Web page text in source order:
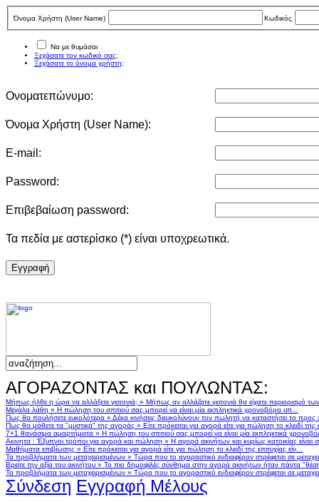
Όνομα Χρήστη (User Νame) Κωδικός
Να με θυμάσαι
Ξεχάσατε τον κωδικό σας;
Ξεχάσατε το όνομα χρήστη;
Ονοματεπώνυμο:
Όνομα Χρήστη (User Νame):
E-mail:
Password:
Επιβεβαίωση password:
Τα πεδία με αστερίσκο (*) είναι υποχρεωτικά.
Eγγραφή
ΑΓΟΡΑΖΟΝΤΑΣ και ΠΟΥΛΩΝΤΑΣ:
Μήπως ήλθε η ώρα να αλλάξετε γειτονιά; » Μήπως αν αλλάζατε γειτονιά θα είχατε περιορισμό
Μεγάλα λάθη » Η πώληση του σπιτιού σας μπορεί να είναι μία εκπληκτικά χρονοβόρα υπ...
Πως θα πουλήσετε ευκολότερα » Δέκα κινήσεις διευκολύνουν τον πωλητή να καταστήσει το
Πως θα μάθετε τα "μυστικά" της αγοράς » Είτε πρόκειται για αγορά είτε για πώληση το κλειδί της
7+1 θανάσιμα αμαρτήματα » Η πώληση του σπιτιού σας μπορεί να είναι μία εκπληκτικά
Ακινητα : Έξυπνοι τρόποι για αγορά και πώληση » Η αγορά ακινήτων και κυρίως κατοικίας
Μαθήματα επιβίωσης » Είτε πρόκειται για αγορά είτε για πώληση το κλειδί της επιτυχίας είν...
Τα προβλήματα των μεταχειρισμένων » Τώρα που το αγοραστικό ενδιαφέρον στρέφεται σε
Βρείτε την αξία του ακινήτου » Το πιο δημοφιλές σύνθημα στην αγορά ακινήτων ήταν πάντα
Τα προβλήματα των μεταχειρισμένων » Τώρα που το αγοραστικό ενδιαφέρον στρέφεται σε
Σύνδεση Εγγραφή Μέλους